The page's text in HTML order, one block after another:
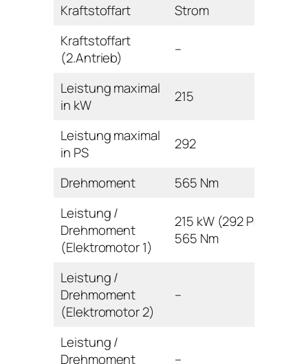
Kraftstoffart
Strom
Kraftstoffart
(2.Antrieb)
–
Leistung maximal
in kW
215
Leistung maximal
in PS
292
Drehmoment
565 Nm
Leistung /
Drehmoment
(Elektromotor 1)
215 kW (292 PS) /
565 Nm
Leistung /
Drehmoment
(Elektromotor 2)
–
Leistung /
Drehmoment
–